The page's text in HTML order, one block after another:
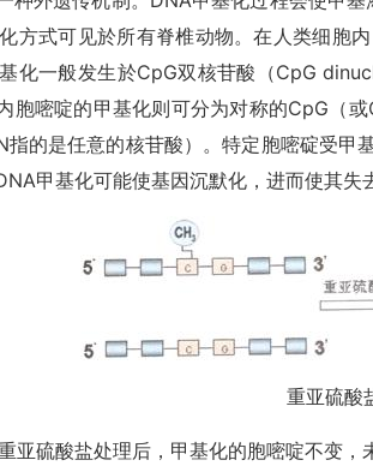
方式可见於所有脊椎动物。在人类细胞
化一般发生於CpG双核苷酸（CpG
胞嘧啶的甲基化则可分为对称的CpG（
指的是任意的核苷酸）。特定胞嘧碇受甲
甲基化可能使基因沉默化，进而使其失
重亚硫酸
亚硫酸盐处理后，甲基化的胞嘧啶不变，